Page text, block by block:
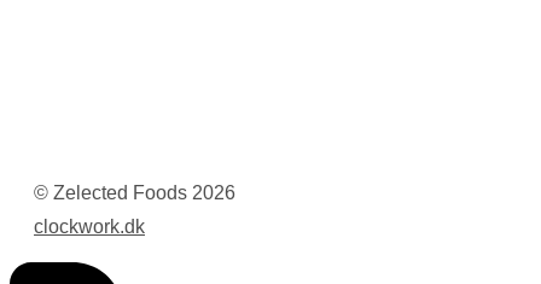
© Zelected Foods 2026
clockwork.dk